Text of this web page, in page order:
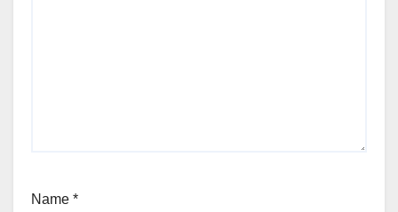
Name *